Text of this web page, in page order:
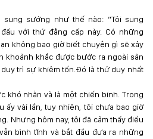
sung sướng như thế nào: “Tôi sung
với thứ đẳng cấp này. Có những
không bao giờ biết chuyện gì sẽ xảy
khoảnh khắc được bước ra ngoài sân
trì sự khiêm tốn.Đó là thứ duy nhất
khó nhằn và là một chiến binh. Trong
ấy vài lần, tuy nhiên, tôi chưa bao giờ
Nhưng hôm nay, tôi đã cảm thấy điều
bình tĩnh và bắt đầu đưa ra những